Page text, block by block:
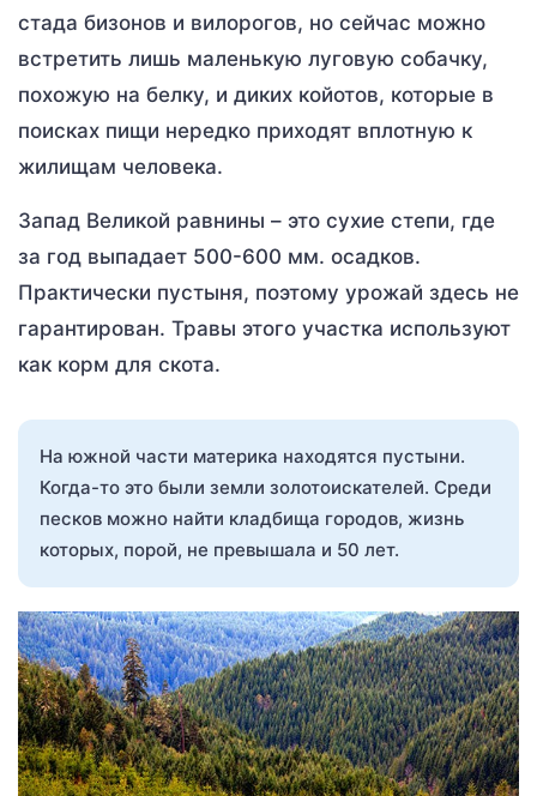
стада бизонов и вилорогов, но сейчас можно
встретить лишь маленькую луговую собачку,
похожую на белку, и диких койотов, которые в
поисках пищи нередко приходят вплотную к
жилищам человека.
Запад Великой равнины – это сухие степи, где
за год выпадает 500-600 мм. осадков.
Практически пустыня, поэтому урожай здесь не
гарантирован. Травы этого участка используют
как корм для скота.
На южной части материка находятся пустыни.
Когда-то это были земли золотоискателей. Среди
песков можно найти кладбища городов, жизнь
которых, порой, не превышала и 50 лет.